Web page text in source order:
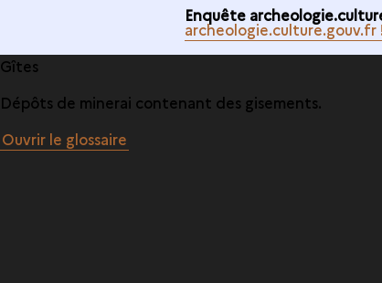
Enquête
archeologie.culture.gouv.fr
Gîtes
Dépôts de minerai contenant des gisements.
Ouvrir le glossaire